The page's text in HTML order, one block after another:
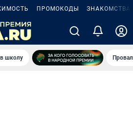
ПРОМОКОДЫ ЗНАКОМСТВА
школу